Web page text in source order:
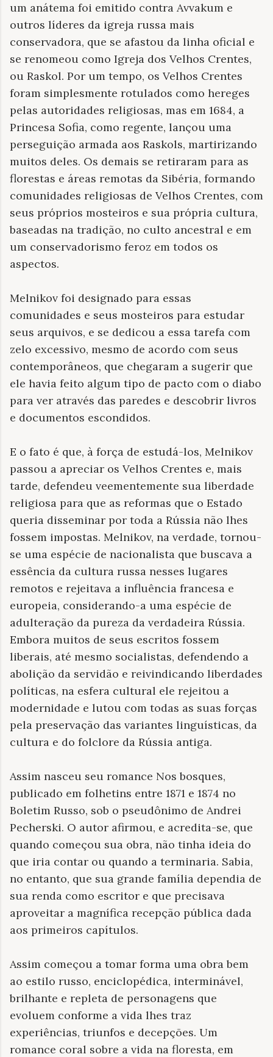
um anátema foi emitido contra Avvakum e
outros líderes da igreja russa mais
conservadora, que se afastou da linha oficial e
se renomeou como Igreja dos Velhos Crentes,
ou Raskol. Por um tempo, os Velhos Crentes
foram simplesmente rotulados como hereges
pelas autoridades religiosas, mas em 1684, a
Princesa Sofia, como regente, lançou uma
perseguição armada aos Raskols, martirizando
muitos deles. Os demais se retiraram para as
florestas e áreas remotas da Sibéria, formando
comunidades religiosas de Velhos Crentes, com
seus próprios mosteiros e sua própria cultura,
baseadas na tradição, no culto ancestral e em
um conservadorismo feroz em todos os
aspectos.
Melnikov foi designado para essas
comunidades e seus mosteiros para estudar
seus arquivos, e se dedicou a essa tarefa com
zelo excessivo, mesmo de acordo com seus
contemporâneos, que chegaram a sugerir que
ele havia feito algum tipo de pacto com o diabo
para ver através das paredes e descobrir livros
e documentos escondidos.
E o fato é que, à força de estudá-los, Melnikov
passou a apreciar os Velhos Crentes e, mais
tarde, defendeu veementemente sua liberdade
religiosa para que as reformas que o Estado
queria disseminar por toda a Rússia não lhes
fossem impostas. Melnikov, na verdade, tornou-
se uma espécie de nacionalista que buscava a
essência da cultura russa nesses lugares
remotos e rejeitava a influência francesa e
europeia, considerando-a uma espécie de
adulteração da pureza da verdadeira Rússia.
Embora muitos de seus escritos fossem
liberais, até mesmo socialistas, defendendo a
abolição da servidão e reivindicando liberdades
políticas, na esfera cultural ele rejeitou a
modernidade e lutou com todas as suas forças
pela preservação das variantes linguísticas, da
cultura e do folclore da Rússia antiga.
Assim nasceu seu romance Nos bosques,
publicado em folhetins entre 1871 e 1874 no
Boletim Russo, sob o pseudônimo de Andrei
Pecherski. O autor afirmou, e acredita-se, que
quando começou sua obra, não tinha ideia do
que iria contar ou quando a terminaria. Sabia,
no entanto, que sua grande família dependia de
sua renda como escritor e que precisava
aproveitar a magnífica recepção pública dada
aos primeiros capítulos.
Assim começou a tomar forma uma obra bem
ao estilo russo, enciclopédica, interminável,
brilhante e repleta de personagens que
evoluem conforme a vida lhes traz
experiências, triunfos e decepções. Um
romance coral sobre a vida na floresta, em